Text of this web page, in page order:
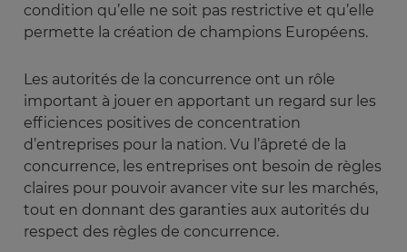
condition qu’elle ne soit pas restrictive et qu’elle
permette la création de champions Européens.
Les autorités de la concurrence ont un rôle
important à jouer en apportant un regard sur les
efficiences positives de concentration
d’entreprises pour la nation. Vu l’âpreté de la
concurrence, les entreprises ont besoin de règles
claires pour pouvoir avancer vite sur les marchés,
tout en donnant des garanties aux autorités du
respect des règles de concurrence.